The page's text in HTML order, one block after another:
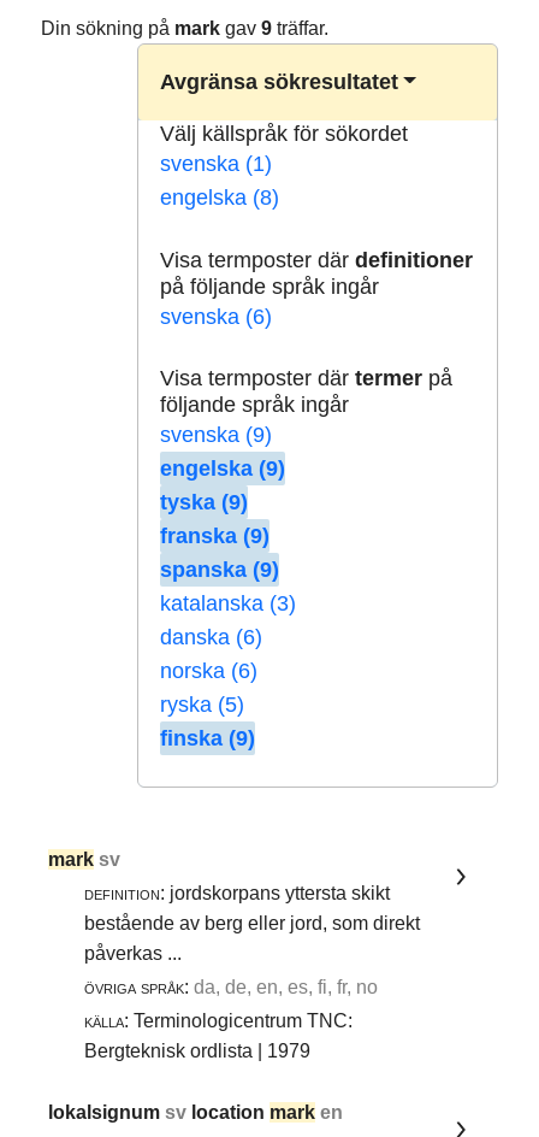
Din sökning på markgav 9träffar.
Avgränsa sökresultatet
Välj källspråk för sökordet
svenska (1)
engelska (8)
Visa termposter där definitioner
på följande språk ingår
svenska (6)
Visa termposter där termerpå
följande språk ingår
svenska (9)
engelska (9)
tyska (9)
franska (9)
spanska (9)
katalanska (3)
danska (6)
norska (6)
ryska (5)
finska (9)
mark sv
definition: jordskorpans yttersta skikt
bestående av berg eller jord, som direkt
påverkas ...
övriga språk: da, de, en, es, fi, fr, no
källa: Terminologicentrum TNC:
Bergteknisk ordlista | 1979
lokalsignumsv location mark en